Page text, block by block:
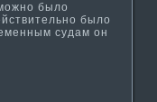
было
было
судам οн